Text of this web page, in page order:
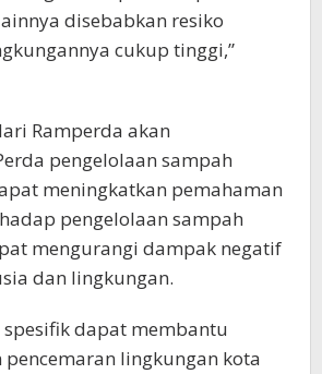
disebabkan resiko
cukup tinggi,”
Ramperda akan
pengelolaan sampah
meningkatkan pemahaman
pengelolaan sampah
mengurangi dampak negatif
dan lingkungan.
spesifik dapat membantu
lingkungan kota